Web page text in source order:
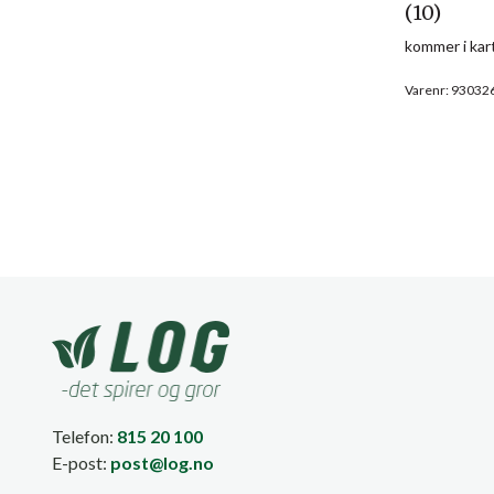
(10)
Varenr:
kommer i
Telefon: 815 20 100
E-post: post@log.no